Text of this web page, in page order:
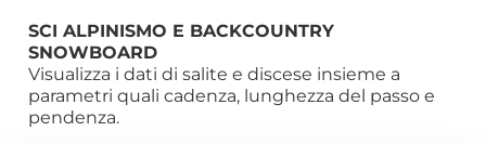
SCI ALPINISMO E BACKCOUNTRY
SNOWBOARD
Visualizza i dati di salite e discese insieme a
parametri quali cadenza, lunghezza del passo e
pendenza.